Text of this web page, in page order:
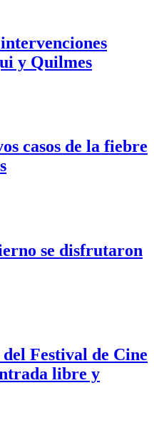
y Quilmes
casos de la fiebre
se disfrutaron
Festival de Cine
libre y